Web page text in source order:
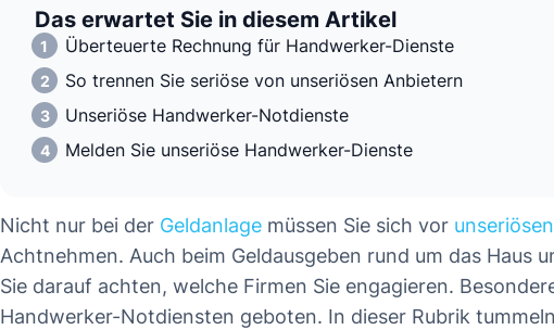
Das erwartet Sie in diesem Artikel
Überteuerte Rechnung für Handwerker-Dienste
So trennen Sie seriöse von unseriösen Anbietern
Unseriöse Handwerker-Notdienste
Melden Sie unseriöse Handwerker-Dienste
Nicht nur bei der Geldanlage müssen Sie sich vor
Achtnehmen. Auch beim Geldausgeben rund um das Haus
Sie darauf achten, welche Firmen Sie engagieren.
Handwerker-Notdiensten geboten. In dieser Rubrik